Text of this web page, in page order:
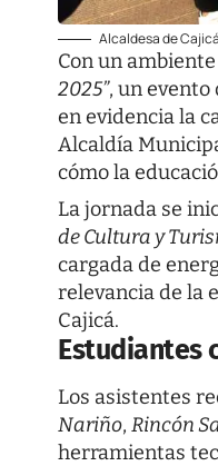
Alcaldesa de
Con un
2025”, un
en evidencia la
Alcaldía
cómo la
La jornada se
de Cultura y
cargada de
relevancia de la
Cajicá.
Estudiantes
Los asistentes
Nariño, Rincón
herramientas